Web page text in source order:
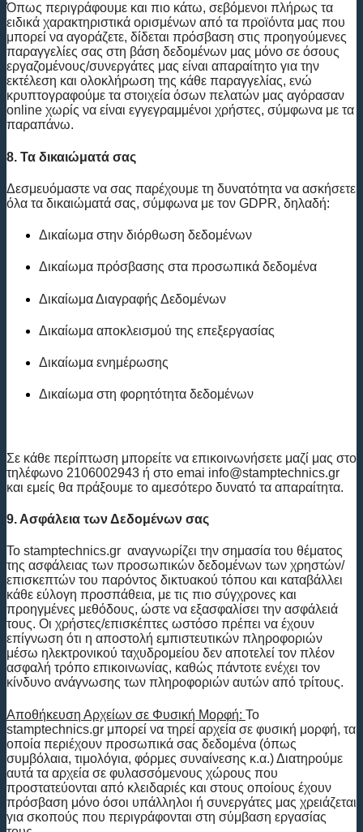
Όπως περιγράφουμε και πιο κάτω, σεβόμενοι πλήρως τα
ειδικά χαρακτηριστικά ορισμένων από τα προϊόντα μας που
μπορεί να αγοράζετε, δίδεται πρόσβαση στις προηγούμενες
παραγγελίες σας στη βάση δεδομένων μας μόνο σε όσους
εργαζομένους/συνεργάτες μας είναι απαραίτητο για την
εκτέλεση και ολοκλήρωση της κάθε παραγγελίας, ενώ
κρυπτογραφούμε τα στοιχεία όσων πελατών μας αγόρασαν
online χωρίς να είναι εγγεγραμμένοι χρήστες, σύμφωνα με τα
παραπάνω.
8. Τα δικαιώματά σας
Δεσμευόμαστε να σας παρέχουμε τη δυνατότητα να ασκήσετε
όλα τα δικαιώματά σας, σύμφωνα με τον GDPR, δηλαδή:
Δικαίωμα στην διόρθωση δεδομένων
Δικαίωμα πρόσβασης στα προσωπικά δεδομένα
Δικαίωμα Διαγραφής Δεδομένων
Δικαίωμα αποκλεισμού της επεξεργασίας
Δικαίωμα ενημέρωσης
Δικαίωμα στη φορητότητα δεδομένων
Σε κάθε περίπτωση μπορείτε να επικοινωνήσετε μαζί μας στο
τηλέφωνο 2106002943 ή στο emai info@stamptechnics.gr
και εμείς θα πράξουμε το αμεσότερο δυνατό τα απαραίτητα.
9. Ασφάλεια των Δεδομένων σας
Το stamptechnics.gr αναγνωρίζει την σημασία του θέματος
της ασφάλειας των προσωπικών δεδομένων των χρηστών/
επισκεπτών του παρόντος δικτυακού τόπου και καταβάλλει
κάθε εύλογη προσπάθεια, με τις πιο σύγχρονες και
προηγμένες μεθόδους, ώστε να εξασφαλίσει την ασφάλειά
τους. Οι χρήστες/επισκέπτες ωστόσο πρέπει να έχουν
επίγνωση ότι η αποστολή εμπιστευτικών πληροφοριών
μέσω ηλεκτρονικού ταχυδρομείου δεν αποτελεί τον πλέον
ασφαλή τρόπο επικοινωνίας, καθώς πάντοτε ενέχει τον
κίνδυνο ανάγνωσης των πληροφοριών αυτών από τρίτους.
Αποθήκευση Αρχείων σε Φυσική Μορφή: To
stamptechnics.gr μπορεί να τηρεί αρχεία σε φυσική μορφή, τα
οποία περιέχουν προσωπικά σας δεδομένα (όπως
συμβόλαια, τιμολόγια, φόρμες συναίνεσης κ.α.) Διατηρούμε
αυτά τα αρχεία σε φυλασσόμενους χώρους που
προστατεύονται από κλειδαριές και στους οποίους έχουν
πρόσβαση μόνο όσοι υπάλληλοι ή συνεργάτες μας χρειάζεται
για σκοπούς που περιγράφονται στη σύμβαση εργασίας